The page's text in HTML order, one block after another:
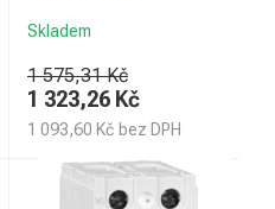
Skladem
1 575,31 Kč
1 323,26 Kč
1 093,60 Kč bez DPH